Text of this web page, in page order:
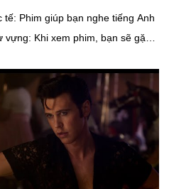
Phim giúp bạn nghe tiếng Anh
Khi xem phim, bạn sẽ gặp
xã hội của các quốc gia sử
với phim có phụ đề tiếng Anh
với việc học từ sách giáo
nhất!Tổng quan về môn Tiếng
nắm vững các thì trong Tiếng
câu điều kiện, câu bị động,